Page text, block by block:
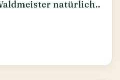
natürlich..